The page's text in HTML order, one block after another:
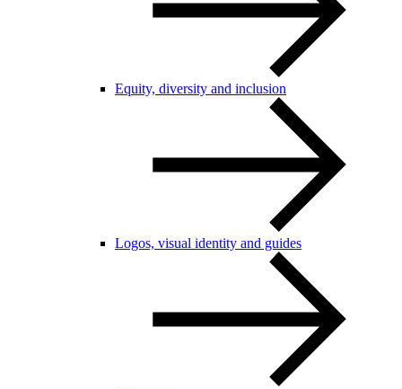
Equity, diversity and inclusion
Logos, visual identity and guides